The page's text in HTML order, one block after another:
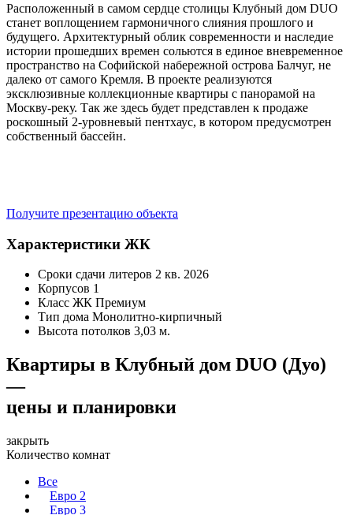
Расположенный в самом сердце столицы Клубный дом DUO
станет воплощением гармоничного слияния прошлого и
будущего. Архитектурный облик современности и наследие
истории прошедших времен сольются в единое вневременное
пространство на Софийской набережной острова Балчуг, не
далеко от самого Кремля. В проекте реализуются
эксклюзивные коллекционные квартиры с панорамой на
Москву-реку. Так же здесь будет представлен к продаже
роскошный 2-уровневый пентхаус, в котором предусмотрен
собственный бассейн.
Получите презентацию объекта
Характеристики ЖК
Сроки сдачи литеров 2 кв. 2026
Корпусов 1
Класс ЖК Премиум
Тип дома Монолитно-кирпичный
Высота потолков 3,03 м.
Квартиры в Клубный дом DUO (Дуо)
—
цены и планировки
закрыть
Количество комнат
Все
Евро 2
Евро 3